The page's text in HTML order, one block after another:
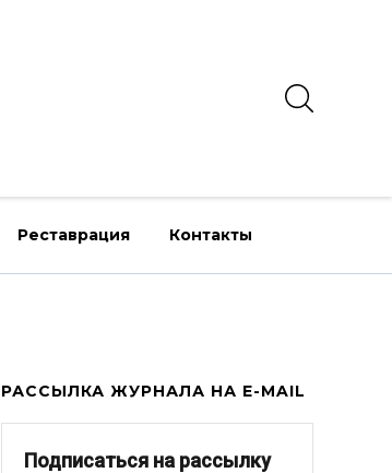
Реставрация Контакты
РАССЫЛКА ЖУРНАЛА НА E-MAIL
Подписаться на рассылку